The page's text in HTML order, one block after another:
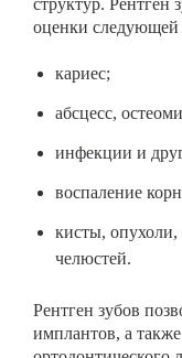
структур. Рентген
оценки следующей
кариес;
абсцесс,
инфекции и
воспаление
кисты,
челюстей.
Рентген зубов
имплантов, а